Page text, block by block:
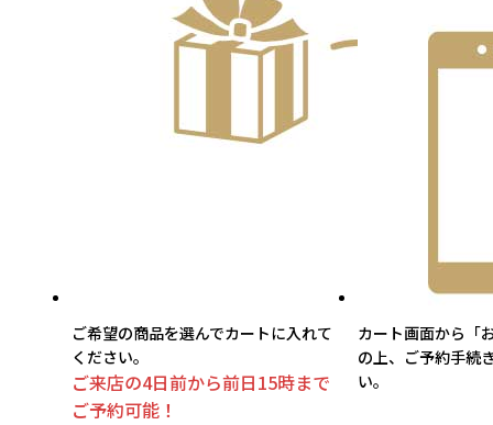
ご希望の商品を選んでカートに入れて
ください。
ご来店の4日前から前日15時まで
ご予約可能！
カート画面から「
の上、ご予約手続
い。